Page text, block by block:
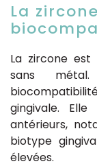
La
La zircone est
sans
gingivale.
antérieurs,
biotype
élevées.